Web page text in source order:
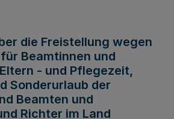
die Freistellung wegen
Beamtinnen und
- und Pflegezeit,
Sonderurlaub der
Beamten und
Richter im Land